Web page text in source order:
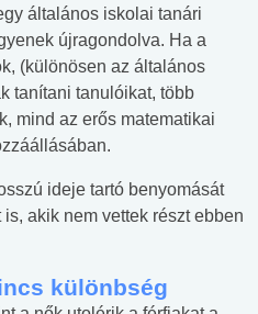
általános iskolai tanári
újragondolva. Ha a
(különösen az általános
tanítani tanulóikat, több
mind az erős matematikai
ideje tartó benyomását
akik nem vettek részt ebben
különbség